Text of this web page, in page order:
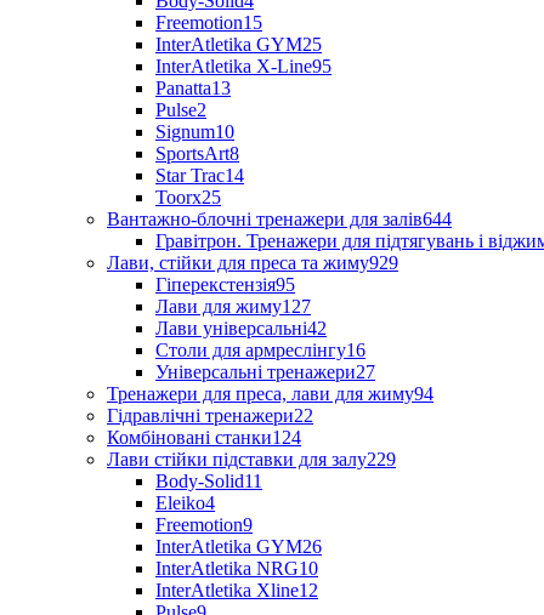
Freemotion15
InterAtletika GYM25
InterAtletika X-Line95
Panatta13
Pulse2
Signum10
SportsArt8
Star Trac14
Toorx25
Вантажно-блочні тренажери для залів644
Гравітрон. Тренажери для підтягувань і
Лави, стійки для преса та жиму929
Гіперекстензія95
Лави для жиму127
Лави універсальні42
Столи для армреслінгу16
Універсальні тренажери27
Тренажери для преса, лави для жиму94
Гідравлічні тренажери22
Комбіновані станки124
Лави стійки підставки для залу229
Body-Solid11
Eleiko4
Freemotion9
InterAtletika GYM26
InterAtletika NRG10
InterAtletika Xline12